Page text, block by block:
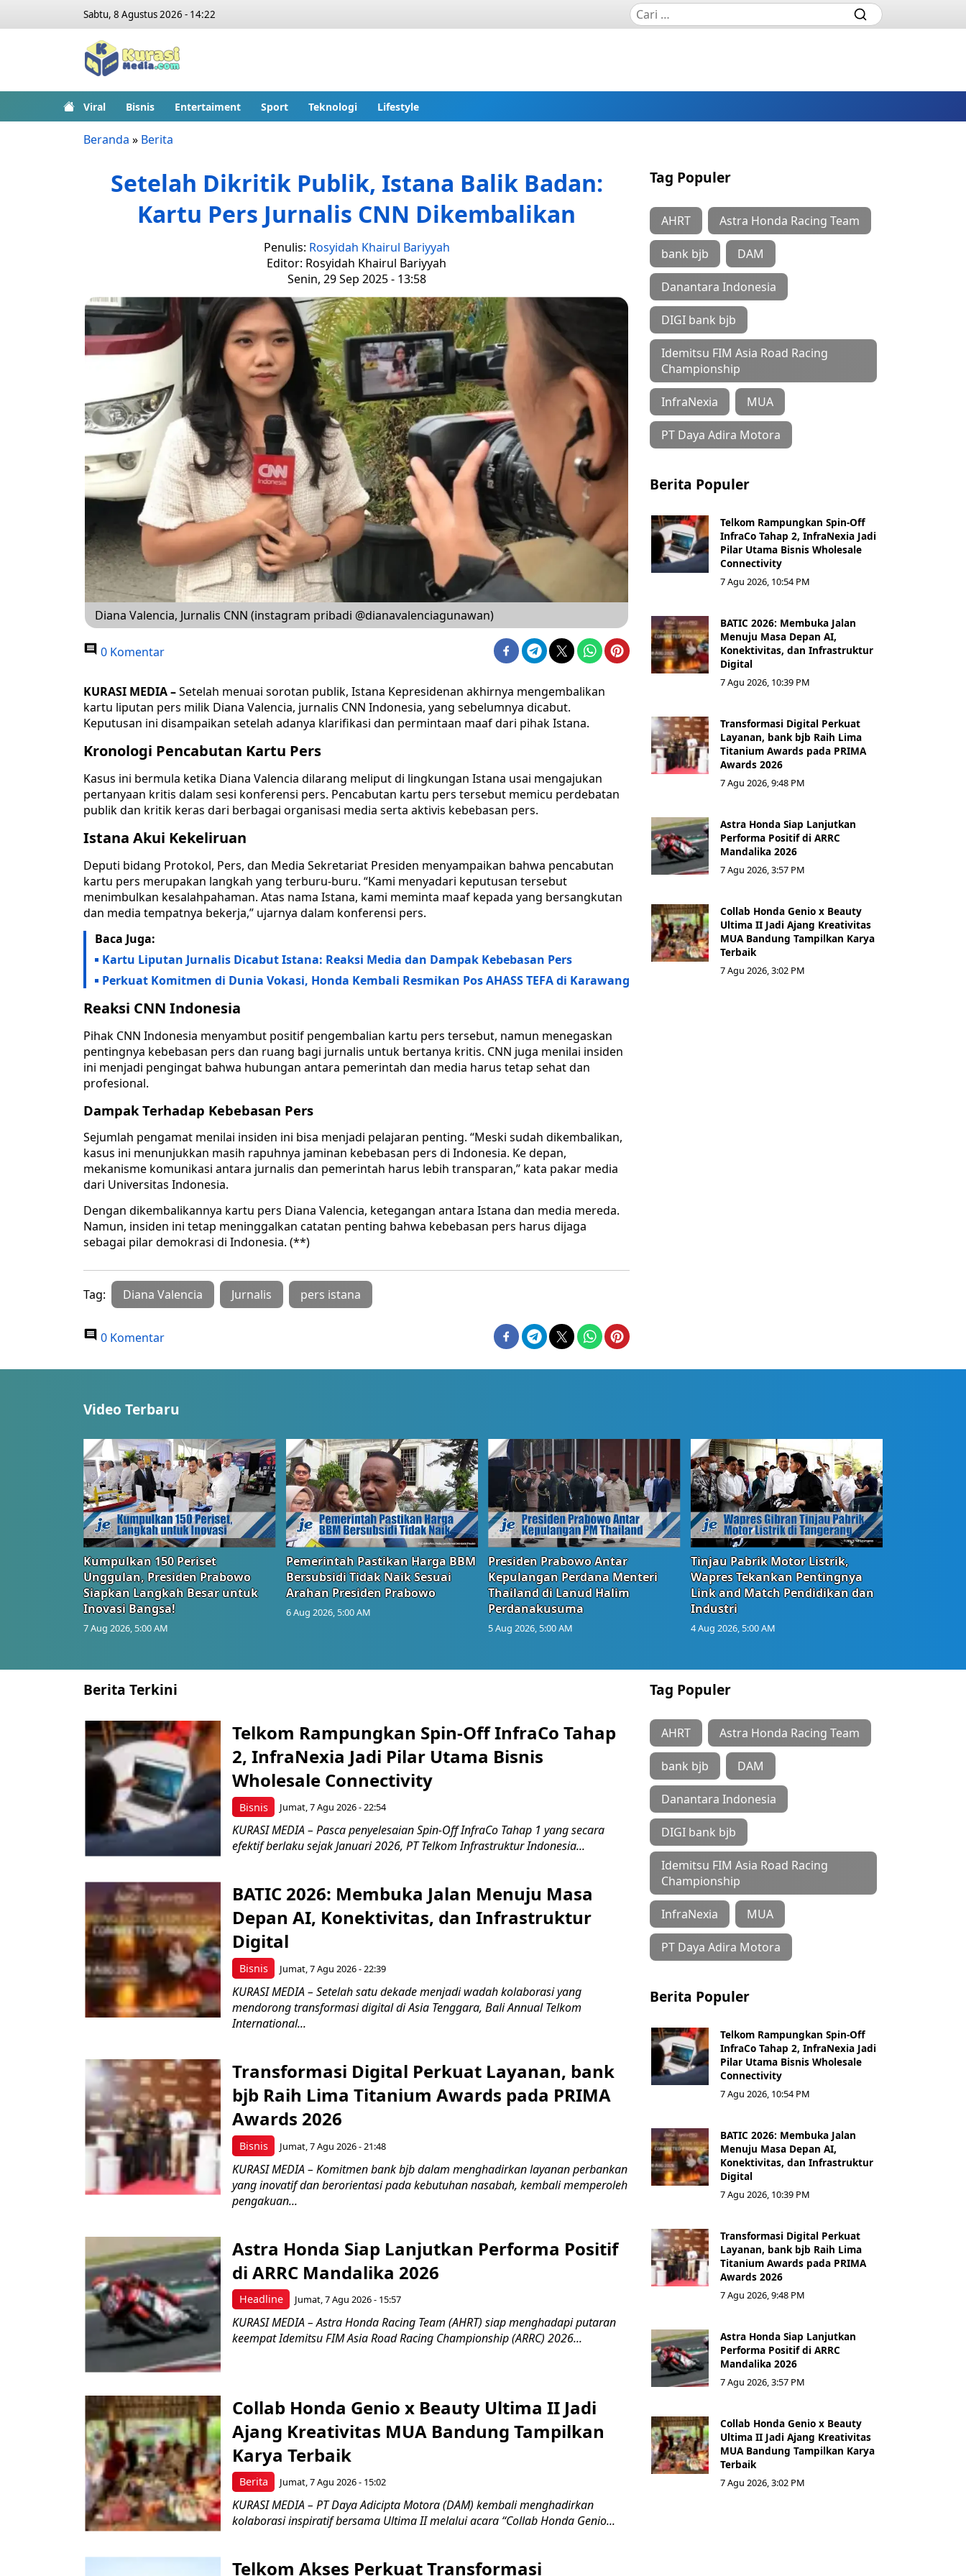
Sabtu, 8 Agustus 2026 - 14:22
Viral Bisnis Entertaiment Sport Teknologi Lifestyle
Beranda » Berita
Setelah Dikritik Publik, Istana Balik Badan:
Kartu Pers Jurnalis CNN Dikembalikan
Penulis: Rosyidah Khairul Bariyyah
Editor: Rosyidah Khairul Bariyyah
Senin, 29 Sep 2025 - 13:58
Diana Valencia, Jurnalis CNN (instagram pribadi @dianavalenciagunawan)
0 Komentar
KURASI MEDIA –Setelah menuai sorotan publik, Istana Kepresidenan akhirnya mengembalikan
kartu liputan pers milik Diana Valencia, jurnalis CNN Indonesia, yang sebelumnya dicabut.
Keputusan ini disampaikan setelah adanya klarifikasi dan permintaan maaf dari pihak Istana.
Kronologi Pencabutan Kartu Pers
Kasus ini bermula ketika Diana Valencia dilarang meliput di lingkungan Istana usai mengajukan
pertanyaan kritis dalam sesi konferensi pers. Pencabutan kartu pers tersebut memicu perdebatan
publik dan kritik keras dari berbagai organisasi media serta aktivis kebebasan pers.
Istana Akui Kekeliruan
Deputi bidang Protokol, Pers, dan Media Sekretariat Presiden menyampaikan bahwa pencabutan
kartu pers merupakan langkah yang terburu-buru. “Kami menyadari keputusan tersebut
menimbulkan kesalahpahaman. Atas nama Istana, kami meminta maaf kepada yang bersangkutan
dan media tempatnya bekerja,” ujarnya dalam konferensi pers.
Baca Juga:
Kartu Liputan Jurnalis Dicabut Istana: Reaksi Media dan Dampak Kebebasan Pers
Perkuat Komitmen di Dunia Vokasi, Honda Kembali Resmikan Pos AHASS TEFA di Karawang
Reaksi CNN Indonesia
Pihak CNN Indonesia menyambut positif pengembalian kartu pers tersebut, namun menegaskan
pentingnya kebebasan pers dan ruang bagi jurnalis untuk bertanya kritis. CNN juga menilai insiden
ini menjadi pengingat bahwa hubungan antara pemerintah dan media harus tetap sehat dan
profesional.
Dampak Terhadap Kebebasan Pers
Sejumlah pengamat menilai insiden ini bisa menjadi pelajaran penting. “Meski sudah dikembalikan,
kasus ini menunjukkan masih rapuhnya jaminan kebebasan pers di Indonesia. Ke depan,
mekanisme komunikasi antara jurnalis dan pemerintah harus lebih transparan,” kata pakar media
dari Universitas Indonesia.
Dengan dikembalikannya kartu pers Diana Valencia, ketegangan antara Istana dan media mereda.
Namun, insiden ini tetap meninggalkan catatan penting bahwa kebebasan pers harus dijaga
sebagai pilar demokrasi di Indonesia. (**)
Tag: Diana Valencia Jurnalis pers istana
0 Komentar
Tag Populer
AHRT Astra Honda Racing Team
bank bjb DAM
Danantara Indonesia
DIGI bank bjb
Idemitsu FIM Asia Road Racing
Championship
InfraNexia MUA
PT Daya Adira Motora
Berita Populer
Telkom Rampungkan Spin-Off
InfraCo Tahap 2, InfraNexia Jadi
Pilar Utama Bisnis Wholesale
Connectivity
7 Agu 2026, 10:54 PM
BATIC 2026: Membuka Jalan
Menuju Masa Depan AI,
Konektivitas, dan Infrastruktur
Digital
7 Agu 2026, 10:39 PM
Transformasi Digital Perkuat
Layanan, bank bjb Raih Lima
Titanium Awards pada PRIMA
Awards 2026
7 Agu 2026, 9:48 PM
Astra Honda Siap Lanjutkan
Performa Positif di ARRC
Mandalika 2026
7 Agu 2026, 3:57 PM
Collab Honda Genio x Beauty
Ultima II Jadi Ajang Kreativitas
MUA Bandung Tampilkan Karya
Terbaik
7 Agu 2026, 3:02 PM
Video Terbaru
Kumpulkan 150 Periset
Unggulan, Presiden Prabowo
Siapkan Langkah Besar untuk
Inovasi Bangsa!
7 Aug 2026, 5:00 AM
Pemerintah Pastikan Harga BBM
Bersubsidi Tidak Naik Sesuai
Arahan Presiden Prabowo
6 Aug 2026, 5:00 AM
Presiden Prabowo Antar
Kepulangan Perdana Menteri
Thailand di Lanud Halim
Perdanakusuma
5 Aug 2026, 5:00 AM
Tinjau Pabrik Motor Listrik,
Wapres Tekankan Pentingnya
Link and Match Pendidikan dan
Industri
4 Aug 2026, 5:00 AM
Berita Terkini
Bisnis
Telkom Rampungkan Spin-Off InfraCo Tahap
2, InfraNexia Jadi Pilar Utama Bisnis
Wholesale Connectivity
Jumat, 7 Agu 2026 - 22:54
KURASI MEDIA – Pasca penyelesaian Spin-Off InfraCo Tahap 1 yang secara
efektif berlaku sejak Januari 2026, PT Telkom Infrastruktur Indonesia...
Bisnis
BATIC 2026: Membuka Jalan Menuju Masa
Depan AI, Konektivitas, dan Infrastruktur
Digital
Jumat, 7 Agu 2026 - 22:39
KURASI MEDIA – Setelah satu dekade menjadi wadah kolaborasi yang
mendorong transformasi digital di Asia Tenggara, Bali Annual Telkom
International...
Bisnis
Transformasi Digital Perkuat Layanan, bank
bjb Raih Lima Titanium Awards pada PRIMA
Awards 2026
Jumat, 7 Agu 2026 - 21:48
KURASI MEDIA – Komitmen bank bjb dalam menghadirkan layanan perbankan
yang inovatif dan berorientasi pada kebutuhan nasabah, kembali memperoleh
pengakuan...
Headline
Astra Honda Siap Lanjutkan Performa Positif
di ARRC Mandalika 2026
Jumat, 7 Agu 2026 - 15:57
KURASI MEDIA – Astra Honda Racing Team (AHRT) siap menghadapi putaran
keempat Idemitsu FIM Asia Road Racing Championship (ARRC) 2026...
Berita
Collab Honda Genio x Beauty Ultima II Jadi
Ajang Kreativitas MUA Bandung Tampilkan
Karya Terbaik
Jumat, 7 Agu 2026 - 15:02
KURASI MEDIA – PT Daya Adicipta Motora (DAM) kembali menghadirkan
kolaborasi inspiratif bersama Ultima II melalui acara “Collab Honda Genio...
Telkom Akses Perkuat Transformasi
Tag Populer
AHRT Astra Honda Racing Team
bank bjb DAM
Danantara Indonesia
DIGI bank bjb
Idemitsu FIM Asia Road Racing
Championship
InfraNexia MUA
PT Daya Adira Motora
Berita Populer
Telkom Rampungkan Spin-Off
InfraCo Tahap 2, InfraNexia Jadi
Pilar Utama Bisnis Wholesale
Connectivity
7 Agu 2026, 10:54 PM
BATIC 2026: Membuka Jalan
Menuju Masa Depan AI,
Konektivitas, dan Infrastruktur
Digital
7 Agu 2026, 10:39 PM
Transformasi Digital Perkuat
Layanan, bank bjb Raih Lima
Titanium Awards pada PRIMA
Awards 2026
7 Agu 2026, 9:48 PM
Astra Honda Siap Lanjutkan
Performa Positif di ARRC
Mandalika 2026
7 Agu 2026, 3:57 PM
Collab Honda Genio x Beauty
Ultima II Jadi Ajang Kreativitas
MUA Bandung Tampilkan Karya
Terbaik
7 Agu 2026, 3:02 PM